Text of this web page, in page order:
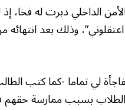
الداخلي دبرت له فخا،
وذلك بعد انتهائه
لي تماما -كما كتب
بسبب ممارسة حقهم في